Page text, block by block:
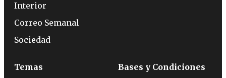
Interior
Correo Semanal
Sociedad
Temas
Bases y Condiciones